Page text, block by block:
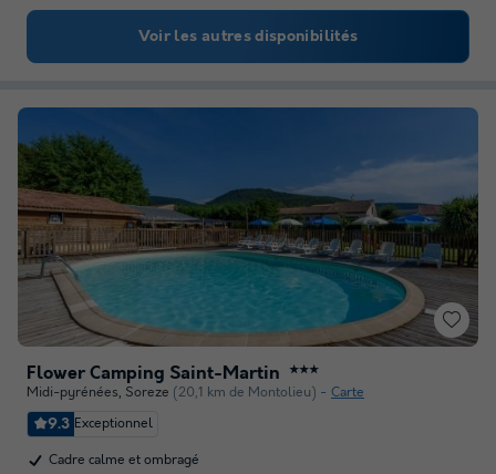
Voir les autres disponibilités
Flower Camping Saint-Martin ★★★
Midi-pyrénées, Soreze (20,1 km de Montolieu) Carte
9.3 Exceptionnel
Cadre calme et ombragé